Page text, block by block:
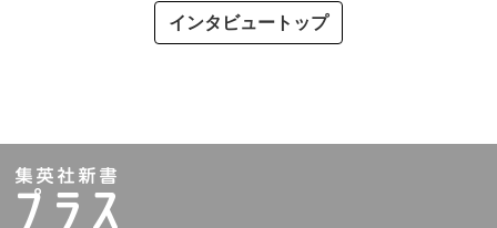
インタビュートップ